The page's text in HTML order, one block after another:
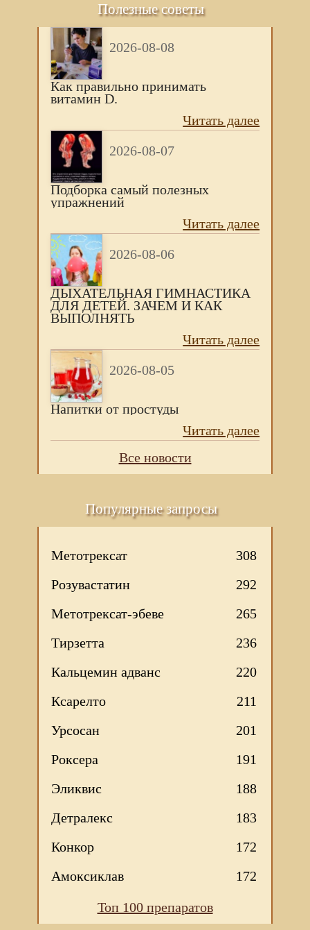
Полезные советы
2026-08-08
Как правильно принимать
витамин D.
Читать далее
2026-08-07
Подборка самый полезных
упражнений
Читать далее
2026-08-06
ДЫХАТЕЛЬНАЯ ГИМНАСТИКА
ДЛЯ ДЕТЕЙ. ЗАЧЕМ И КАК
ВЫПОЛНЯТЬ
Читать далее
2026-08-05
Напитки от простуды
Читать далее
Все новости
Популярные запросы
Метотрексат
308
Розувастатин
292
Метотрексат-эбеве
265
Тирзетта
236
Кальцемин адванс
220
Ксарелто
211
Урсосан
201
Роксера
191
Эликвис
188
Детралекс
183
Конкор
172
Амоксиклав
172
Топ 100 препаратов